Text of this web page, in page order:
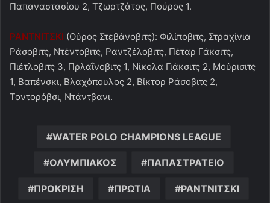
Παπαναστασίου 2, Τζωρτζάτος, Πούρος 1.
ΡΑΝΤΝΙΤΣΚΙ (Ούρος Στεβάνοβιτς): Φιλίποβιτς, Στραχίνια
Ράσοβιτς, Ντέντοβιτς, Ραντζέλοβιτς, Πέταρ Γάκσιτς,
Πιέτλοβιτς 3, Πρλαΐνοβιτς 1, Νίκολα Γιάκσιτς 2, Μούρισιτς
1, Βαπένσκι, Βλαχόπουλος 2, Βίκτορ Ράσοβιτς 2,
Τοντορόβσι, Ντάντβανι.
WATER POLO CHAMPIONS LEAGUE
ΟΛΥΜΠΙΑΚΟΣ ΠΑΠΑΣΤΡΑΤΕΙΟ
ΠΡΟΚΡΙΣΗ ΠΡΩΤΙΑ ΡΑΝΤΝΙΤΣΚΙ